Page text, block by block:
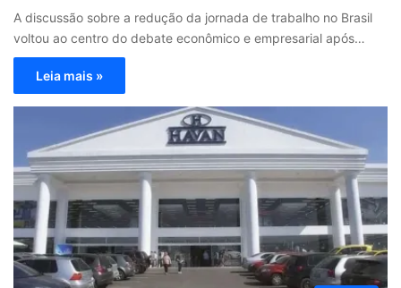
A discussão sobre a redução da jornada de trabalho no Brasil
voltou ao centro do debate econômico e empresarial após…
Leia mais »